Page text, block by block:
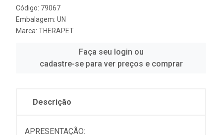
Código: 79067
Embalagem: UN
Marca: THERAPET
Faça seu login ou
cadastre-se para ver preços e comprar
Descrição
APRESENTAÇÃO: